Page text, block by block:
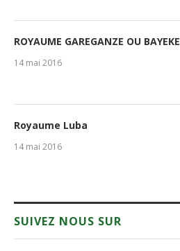
ROYAUME GAREGANZE OU BAYEKE
14 mai 2016
Royaume Luba
14 mai 2016
SUIVEZ NOUS SUR